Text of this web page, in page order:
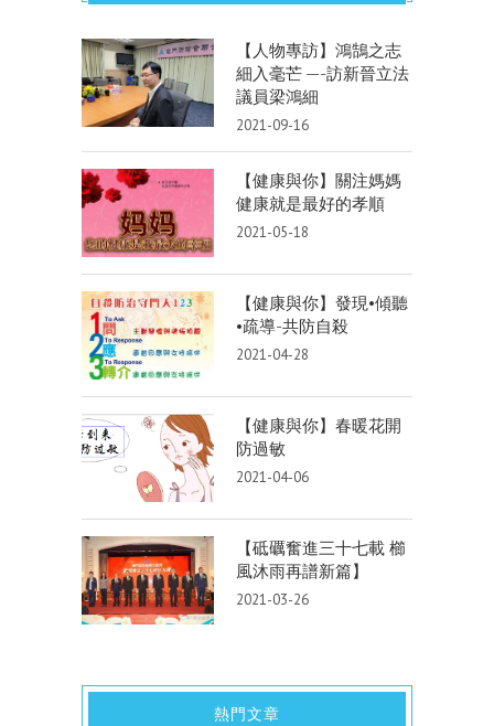
【人物專訪】鴻鵠之志
細入毫芒 —-訪新晉立法
議員梁鴻細
2021-09-16
【健康與你】關注媽媽
健康就是最好的孝順
2021-05-18
【健康與你】發現•傾聽
•疏導-共防自殺
2021-04-28
【健康與你】春暖花開
防過敏
2021-04-06
【砥礪奮進三十七載 櫛
風沐雨再譜新篇】
2021-03-26
熱門文章